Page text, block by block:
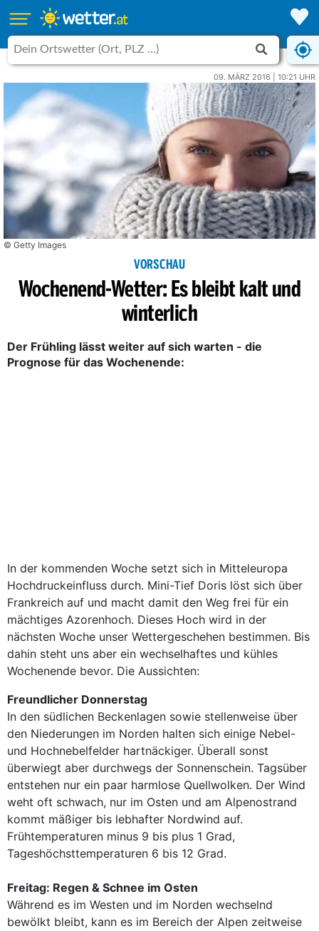
09. MÄRZ 2016 | 10:21 UHR
© Getty Images
VORSCHAU
Wochenend-Wetter: Es bleibt kalt und
winterlich
Der Frühling lässt weiter auf sich warten - die
Prognose für das Wochenende:
In der kommenden Woche setzt sich in Mitteleuropa
Hochdruckeinfluss durch. Mini-Tief Doris löst sich über
Frankreich auf und macht damit den Weg frei für ein
mächtiges Azorenhoch. Dieses Hoch wird in der
nächsten Woche unser Wettergeschehen bestimmen. Bis
dahin steht uns aber ein wechselhaftes und kühles
Wochenende bevor. Die Aussichten:
Freundlicher Donnerstag
In den südlichen Beckenlagen sowie stellenweise über
den Niederungen im Norden halten sich einige Nebel-
und Hochnebelfelder hartnäckiger. Überall sonst
überwiegt aber durchwegs der Sonnenschein. Tagsüber
entstehen nur ein paar harmlose Quellwolken. Der Wind
weht oft schwach, nur im Osten und am Alpenostrand
kommt mäßiger bis lebhafter Nordwind auf.
Frühtemperaturen minus 9 bis plus 1 Grad,
Tageshöchsttemperaturen 6 bis 12 Grad.
Freitag: Regen & Schnee im Osten
Während es im Westen und im Norden wechselnd
bewölkt bleibt, kann es im Bereich der Alpen zeitweise